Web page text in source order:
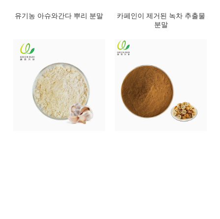
유기농 아슈와간다 뿌리 분말
카페인이 제거된 녹차 추출물
분말